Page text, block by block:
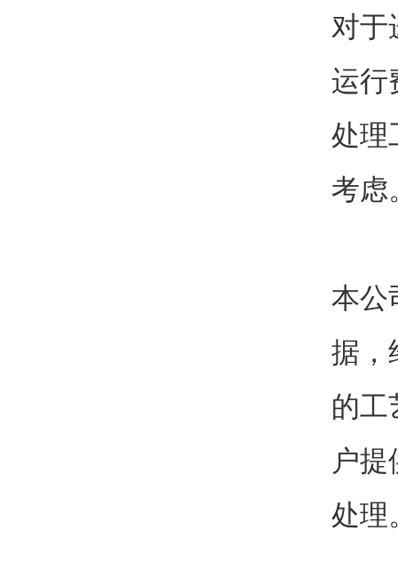
对于
运行
处理
考虑
本公
据，
的工
户
处理